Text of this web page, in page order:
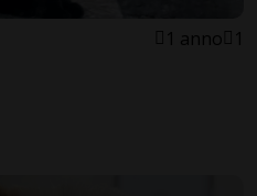
1 anno 1